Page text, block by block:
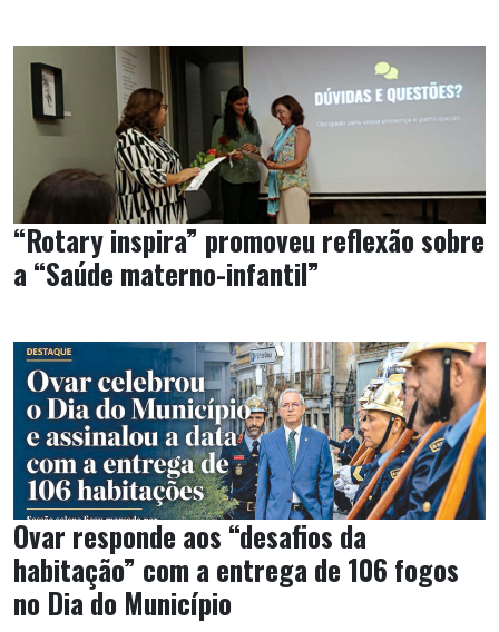
“Rotary inspira” promoveu reflexão sobre
a “Saúde materno-infantil”
Ovar responde aos “desafios da
habitação” com a entrega de 106 fogos
no Dia do Município